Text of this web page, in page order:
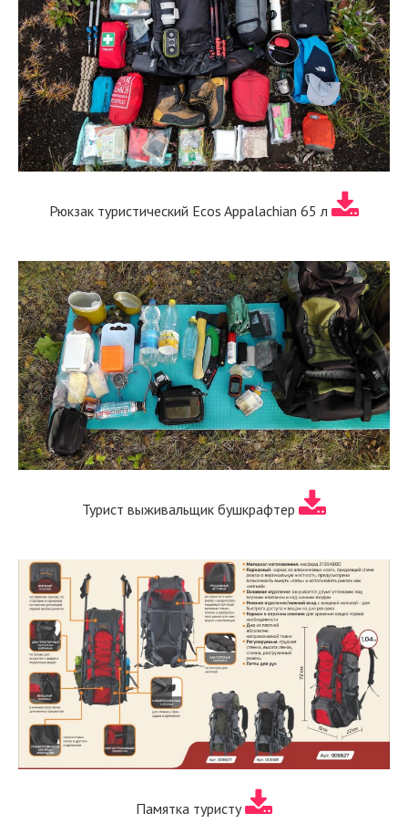
Рюкзак туристический Ecos Appalachian 65 л
Турист выживальщик бушкрафтер
Памятка туристу